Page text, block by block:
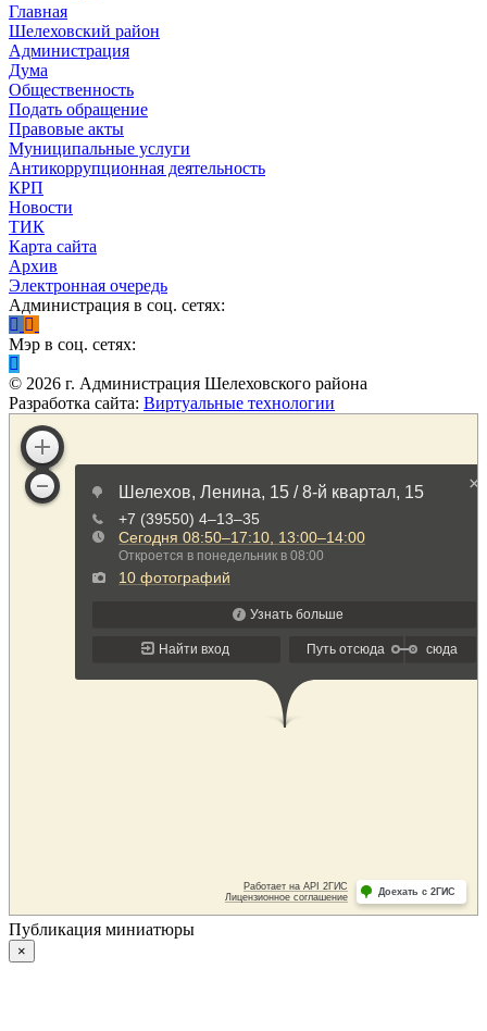
Главная
Шелеховский район
Администрация
Дума
Общественность
Подать обращение
Правовые акты
Муниципальные услуги
Антикоррупционная деятельность
КРП
Новости
ТИК
Карта сайта
Архив
Электронная очередь
Администрация в соц. сетях:
Мэр в соц. сетях:
© 2026 г. Администрация Шелеховского района
Разработка сайта: Виртуальные технологии
Публикация миниатюры
×